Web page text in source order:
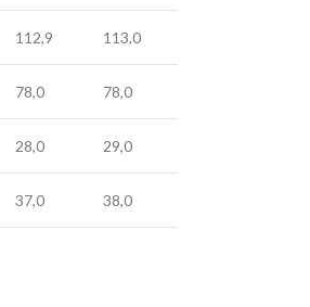
112,9 113,0
78,0 78,0
28,0 29,0
37,0 38,0